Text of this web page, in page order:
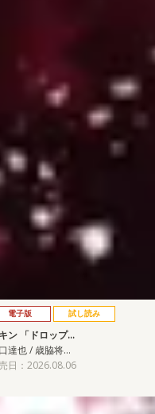
電子版 試し読み
ン 「ドロップ…
達也 / 歳脇将…
日：2026.08.06